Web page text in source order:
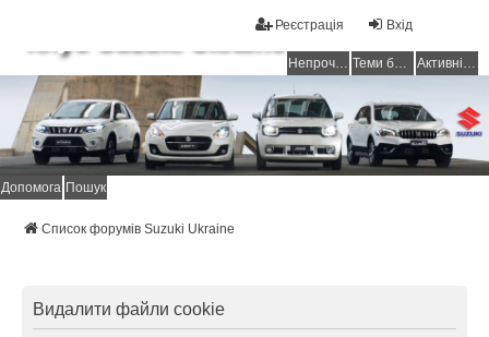
Вхід
Реєстрація
Непрочитані повідомлення Теми без відповідей Активні теми
Клуб Suzuki Ukraine
Допомога Пошук
Список форумів Suzuki Ukraine
Видалити файли cookie